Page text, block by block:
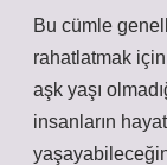
Bu cümle
rahatlatmak için
aşk yaşı
insanların